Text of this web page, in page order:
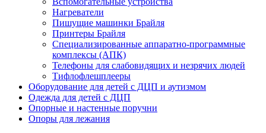
Нагреватели
Пишущие машинки Брайля
Принтеры Брайля
Специализированные аппаратно-программные
комплексы (АПК)
Телефоны для слабовидящих и незрячих людей
Тифлофлешплееры
Оборудование для детей с ДЦП и аутизмом
Одежда для детей с ДЦП
Опорные и настенные поручни
Опоры для лежания